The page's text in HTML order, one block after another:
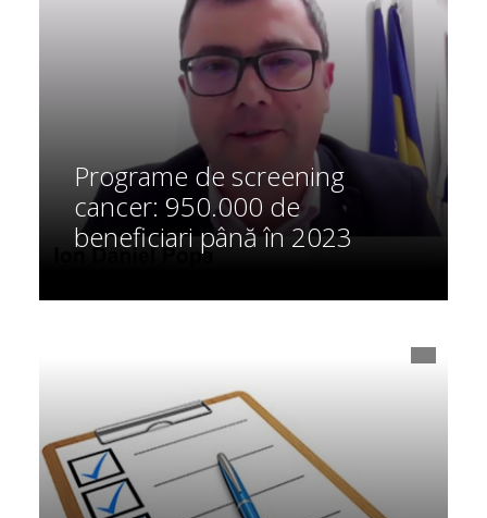
Programe de screening
cancer: 950.000 de
beneficiari până în 2023